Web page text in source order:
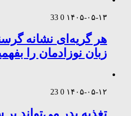
۱۴۰۵-۰۵-۱۳ 0
33
هر گریه‌ای نشانه
زبان نوزادمان را
۱۴۰۵-۰۵-۱۲ 0
23